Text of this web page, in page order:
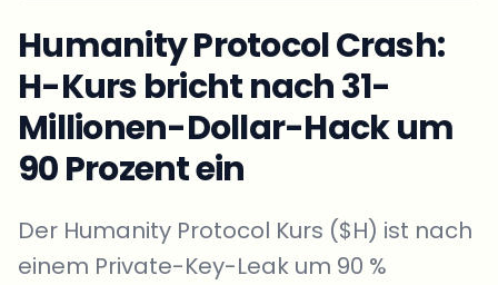
Humanity Protocol Crash:
H-Kurs bricht nach 31-
Millionen-Dollar-Hack um
90 Prozent ein
Der Humanity Protocol Kurs ($H) ist nach
einem Private-Key-Leak um 90 %